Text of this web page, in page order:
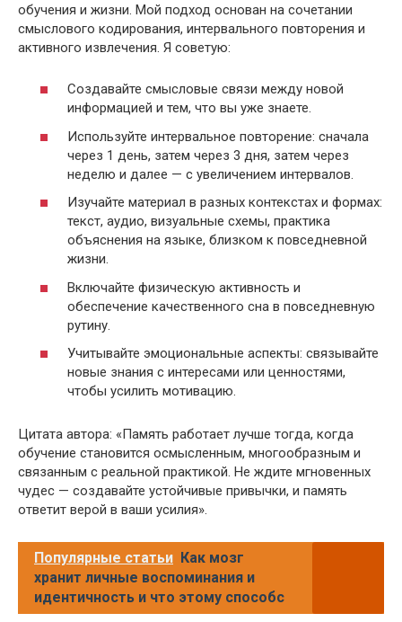
обучения и жизни. Мой подход основан на сочетании
смыслового кодирования, интервального повторения и
активного извлечения. Я советую:
Создавайте смысловые связи между новой
информацией и тем, что вы уже знаете.
Используйте интервальное повторение: сначала
через 1 день, затем через 3 дня, затем через
неделю и далее — с увеличением интервалов.
Изучайте материал в разных контекстах и формах:
текст, аудио, визуальные схемы, практика
объяснения на языке, близком к повседневной
жизни.
Включайте физическую активность и
обеспечение качественного сна в повседневную
рутину.
Учитывайте эмоциональные аспекты: связывайте
новые знания с интересами или ценностями,
чтобы усилить мотивацию.
Цитата автора: «Память работает лучше тогда, когда
обучение становится осмысленным, многообразным и
связанным с реальной практикой. Не ждите мгновенных
чудес — создавайте устойчивые привычки, и память
ответит верой в ваши усилия».
Популярные статьи Как мозг
хранит личные воспоминания и
идентичность и что этому способс